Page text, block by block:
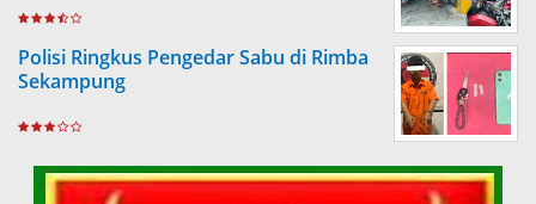
Polisi Ringkus Pengedar Sabu di Rimba
Sekampung